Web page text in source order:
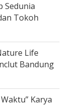
Sedunia
Tokoh
Life
Bandung
Karya